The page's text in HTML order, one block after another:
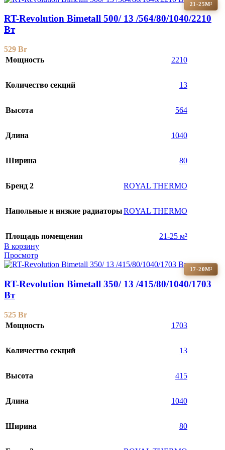
21-25М²
RT-Revolution Bimetall 500/ 13 /564/80/1040/2210
Вт
529 Br
Мощность
2210
Количество секций 13
Высота 564
Длина 1040
Ширина 80
Бренд 2 ROYAL THERMO
Напольные и низкие радиаторыROYAL THERMO
Площадь помещения
21-25 м²
В корзину
Просмотр
17-20М²
RT-Revolution Bimetall 350/ 13 /415/80/1040/1703
Вт
525 Br
Мощность
1703
Количество секций 13
Высота 415
Длина 1040
Ширина 80